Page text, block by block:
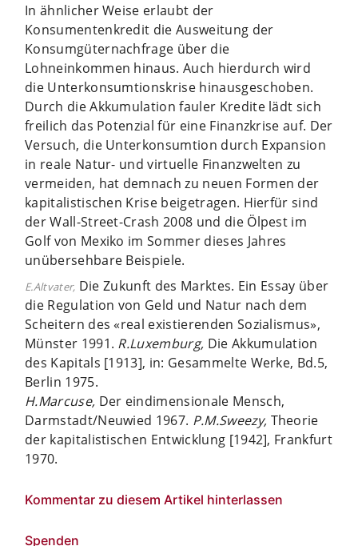
In ähnlicher Weise erlaubt der
Konsumentenkredit die Ausweitung der
Konsumgüternachfrage über die
Lohneinkommen hinaus. Auch hierdurch wird
die Unterkonsumtionskrise hinausgeschoben.
Durch die Akkumulation fauler Kredite lädt sich
freilich das Potenzial für eine Finanzkrise auf. Der
Versuch, die Unterkonsumtion durch Expansion
in reale Natur- und virtuelle Finanzwelten zu
vermeiden, hat demnach zu neuen Formen der
kapitalistischen Krise beigetragen. Hierfür sind
der Wall-Street-Crash 2008 und die Ölpest im
Golf von Mexiko im Sommer dieses Jahres
unübersehbare Beispiele.
E.Altvater, Die Zukunft des Marktes. Ein Essay über
die Regulation von Geld und Natur nach dem
Scheitern des «real existierenden Sozialismus»,
Münster 1991. R.Luxemburg, Die Akkumulation
des Kapitals [1913], in: Gesammelte Werke, Bd.5,
Berlin 1975.
H.Marcuse, Der eindimensionale Mensch,
Darmstadt/Neuwied 1967. P.M.Sweezy, Theorie
der kapitalistischen Entwicklung [1942], Frankfurt
1970.
Kommentar zu diesem Artikel hinterlassen
Spenden